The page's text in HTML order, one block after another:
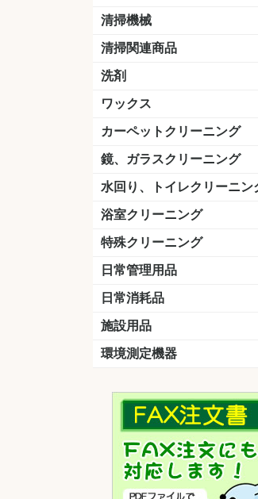
ほうき
ちりとり
モップ及び関連品
モップ
ハードフロア用ダストモッ
テラモト
その他
清掃機械
掃除機
高圧洗浄機
吸水機
カーペット用マシン
送風機
ポリッシャー
ポリッシャー・自動床洗浄
掃除機用紙パック
その他
清掃関連商品
ダストカート
台車
移動式バレット
脚立
モップハンガー
サインボード
光沢計
カーペット汚染度計
洗剤
床用表面洗浄剤
ハクリ剤
厨房用
工場用
石材用
サビ用
木材用
タイル用
外壁用
壁面用
手あか用
病院用
除菌用
ワックス
樹脂ワックス
半樹脂ワックス
フローリング用
病院用ワックス
中性ワックス
石材用
木床用
その他
カーペットクリーニング
洗剤
ブラシ
パット
その他
鏡、ガラスクリーニング
ガラスワイパー
シャンパー(ウオッシャー)
ガラススクイジー
ケレン
ツールホルダー
洗剤
天井・高所作業
水回り、トイレクリーニン
洗剤
尿石除去剤
水アカ除去剤
排水管つまり除去剤
消臭・防臭剤
道具
浴室クリーニング
洗剤
道具
特殊クリーニング
石材
エアコン
外壁
その他
日常管理用品
クリーナー
洗濯用洗剤
油汚れ落とし
サビ取り剤
タバコ専用消臭
日常消耗品
トイレットペーパー
ペーパータオル
便座除菌クリーナー
ポリ袋
施設用品
マット・他
ベンチ
灰皿
傘立
くず入れ
環境測定機器